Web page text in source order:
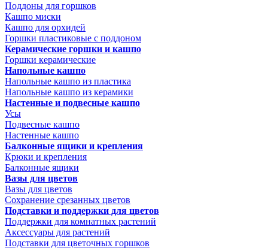
Поддоны для горшков
Кашпо миски
Кашпо для орхидей
Горшки пластиковые с поддоном
Керамические горшки и кашпо
Горшки керамические
Напольные кашпо
Напольные кашпо из пластика
Напольные кашпо из керамики
Настенные и подвесные кашпо
Усы
Подвесные кашпо
Настенные кашпо
Балконные ящики и крепления
Крюки и крепления
Балконные ящики
Вазы для цветов
Вазы для цветов
Сохранение срезанных цветов
Подставки и поддержки для цветов
Поддержки для комнатных растений
Аксессуары для растений
Подставки для цветочных горшков